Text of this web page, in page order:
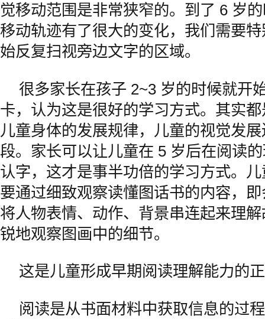
觉移动范围是非常狭窄的。到了 6 岁
移动轨迹有了很大的变化，我们需要
始反复扫视旁边文字的区域。
很多家长在孩子 2~3 岁的时候就开
卡，认为这是很好的学习方式。其实
儿童身体的发展规律，儿童的视觉发
段。家长可以让儿童在 5 岁后在阅读
认字，这才是事半功倍的学习方式。
要通过细致观察读懂图话书的内容，
将人物表情、动作、背景串连起来理
锐地观察图画中的细节。
这是儿童形成早期阅读理解能力的
阅读是从书面材料中获取信息的过